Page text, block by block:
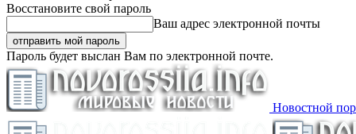
Восстановите свой пароль
Ваш адрес электронной почты
Пароль будет выслан Вам по электронной почте.
Новостной